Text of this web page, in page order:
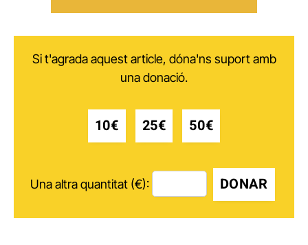
Si t'agrada aquest article, dóna'ns suport amb
una donació.
10€ 25€ 50€
Una altra quantitat (€): DONAR